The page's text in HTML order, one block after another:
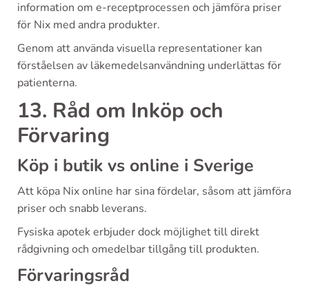
information om e-receptprocessen och jämföra priser
för Nix med andra produkter.
Genom att använda visuella representationer kan
förståelsen av läkemedelsanvändning underlättas för
patienterna.
13. Råd om Inköp och
Förvaring
Köp i butik vs online i Sverige
Att köpa Nix online har sina fördelar, såsom att jämföra
priser och snabb leverans.
Fysiska apotek erbjuder dock möjlighet till direkt
rådgivning och omedelbar tillgång till produkten.
Förvaringsråd